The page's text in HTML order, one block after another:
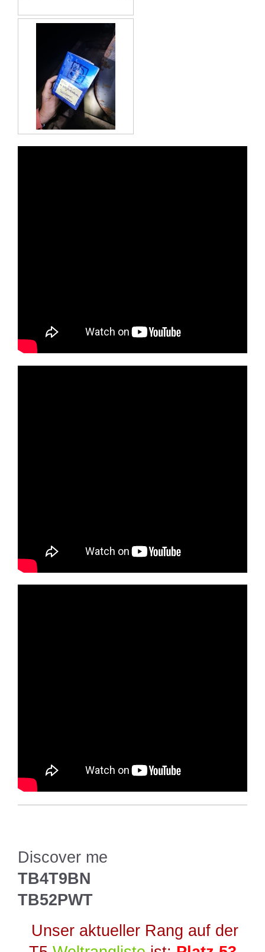
Discover me
TB4T9BN
TB52PWT
Unser aktueller Rang auf der